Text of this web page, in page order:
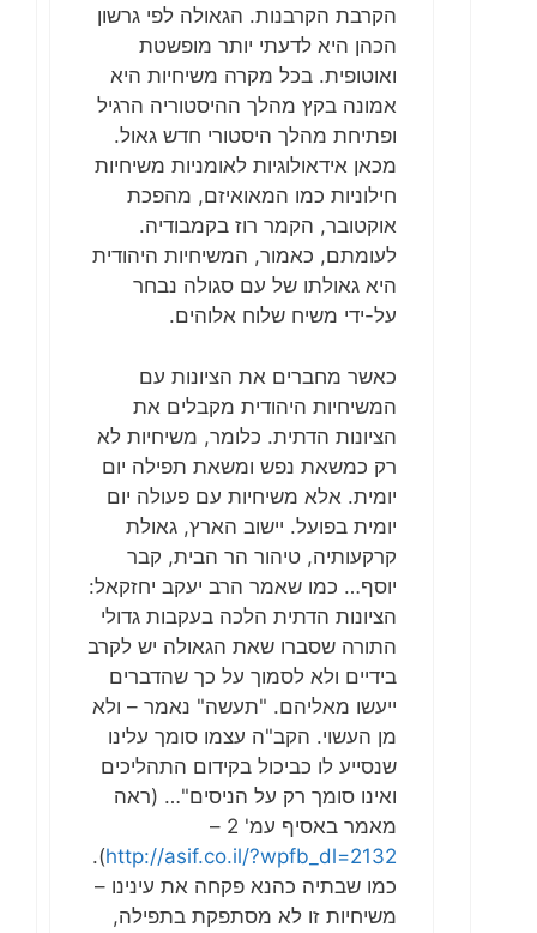
הקרבת הקרבנות. הגאולה לפי גרשון
הכהן היא לדעתי יותר מופשטת
ואוטופית. בכל מקרה משיחיות היא
אמונה בקץ מהלך ההיסטוריה הרגיל
ופתיחת מהלך היסטורי חדש גאול.
מכאן אידאולוגיות לאומניות משיחיות
חילוניות כמו המאואיזם, מהפכת
אוקטובר, הקמר רוז בקמבודיה.
לעומתם, כאמור, המשיחיות היהודית
היא גאולתו של עם סגולה נבחר
על-ידי משיח שלוח אלוהים.
כאשר מחברים את הציונות עם
המשיחיות היהודית מקבלים את
הציונות הדתית. כלומר, משיחיות לא
רק כמשאת נפש ומשאת תפילה יום
יומית. אלא משיחיות עם פעולה יום
יומית בפועל. יישוב הארץ, גאולת
קרקעותיה, טיהור הר הבית, קבר
יוסף… כמו שאמר הרב יעקב יחזקאל:
הציונות הדתית הלכה בעקבות גדולי
התורה שסברו שאת הגאולה יש לקרב
בידיים ולא לסמוך על כך שהדברים
ייעשו מאליהם. "תעשה" נאמר – ולא
מן העשוי. הקב"ה עצמו סומך עלינו
שנסייע לו כביכול בקידום התהליכים
ואינו סומך רק על הניסים"… (ראה
מאמר באסיף עמ' 2 –
http://asif.co.il/?wpfb_dl=2132
).
כמו שבתיה כהנא פקחה את עינינו –
משיחיות זו לא מסתפקת בתפילה,